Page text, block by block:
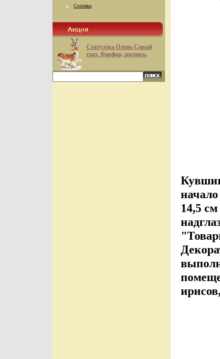
Солонка
Статуэтка Олень Серый
глаз. Фарфор, роспись.
14,5